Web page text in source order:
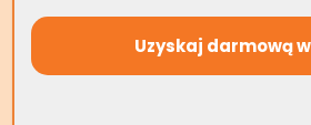
pośredników, prowizji czy ukrytych
stanu czy sytuacji prawnej